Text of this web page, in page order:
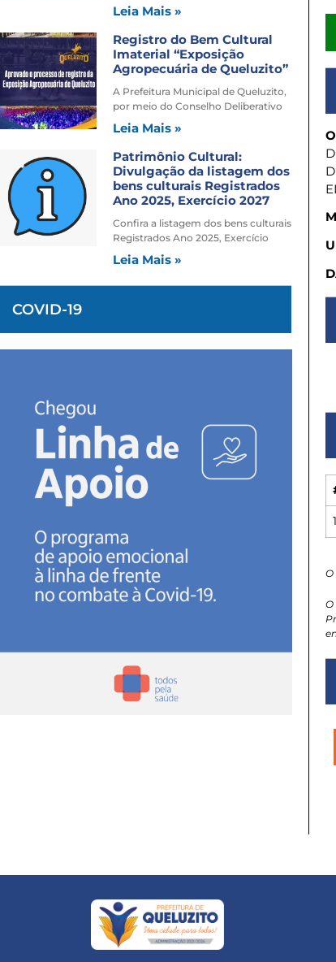
Leia Mais »
Registro do Bem Cultural
Imaterial “Exposição
Agropecuária de Queluzito”
A Prefeitura Municipal de Queluzito,
por meio do Conselho Deliberativo
Leia Mais »
Patrimônio Cultural:
Divulgação da listagem dos
bens culturais Registrados
Ano 2025, Exercício 2027
Confira a listagem dos bens culturais
Registrados Ano 2025, Exercício
Leia Mais »
COVID-19
1
O